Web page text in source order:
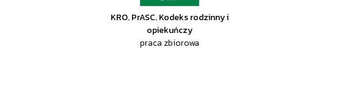
KRO. PrASC. Kodeks rodzinny i
opiekuńczy
praca zbiorowa